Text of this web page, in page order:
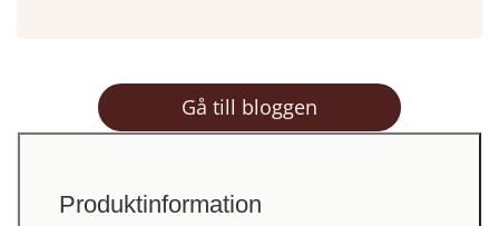
Gå till bloggen
Produktinformation